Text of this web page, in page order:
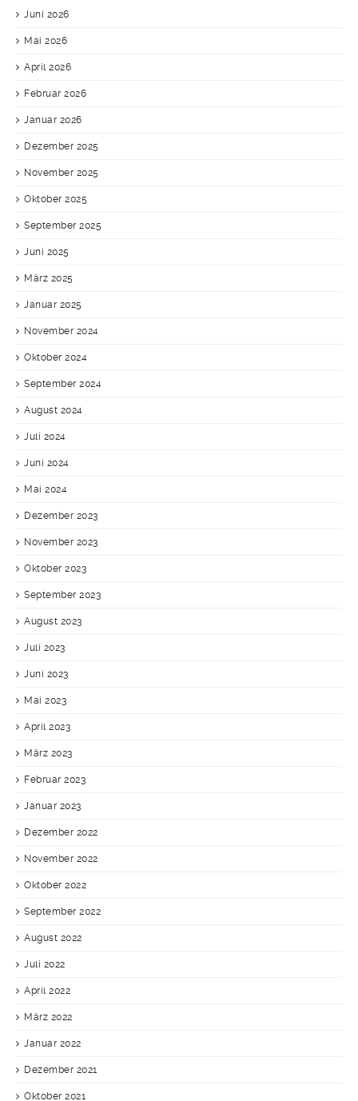
Juni 2026
Mai 2026
April 2026
Februar 2026
Januar 2026
Dezember 2025
November 2025
Oktober 2025
September 2025
Juni 2025
März 2025
Januar 2025
November 2024
Oktober 2024
September 2024
August 2024
Juli 2024
Juni 2024
Mai 2024
Dezember 2023
November 2023
Oktober 2023
September 2023
August 2023
Juli 2023
Juni 2023
Mai 2023
April 2023
März 2023
Februar 2023
Januar 2023
Dezember 2022
November 2022
Oktober 2022
September 2022
August 2022
Juli 2022
April 2022
März 2022
Januar 2022
Dezember 2021
Oktober 2021